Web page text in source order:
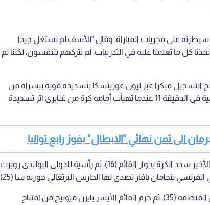
على مجريات المباراة، وقال "للأسف لم نستغل جيدا
كل ما تعلمنا عليه في التدريبات، لم نتركهم يتنفسون، لكننا لم
التسجيل مبكرا عبر ليون غوريتسكا بتسديدة قوية بيسراه من
خارج المنطقة (5)، وأهدر اللاعب نفسه فرصة ذهبية في الدقيقة 11 عندما تهيأت أمامه كرة من غنابري اثر تسديدة
الى ثمن نهائي "الابطال" بفوز رابع تواليا
ورد غوريتسكا الهدية لغنابري داخل المنطقة لكن الأخير سدد الكرة بجوار القائم (16)، ثم رأسية للدولي البولندي روبرت
بنجامان بافار تصدى لها الحارس البرتغالي جوزيه سا (25).
وتصدى الحارس سا لتسديدة قوية لمولر من داخل المنطقة (35)، ثم حرم القائم الأيسر بايرن ميونيخ من افتتاح